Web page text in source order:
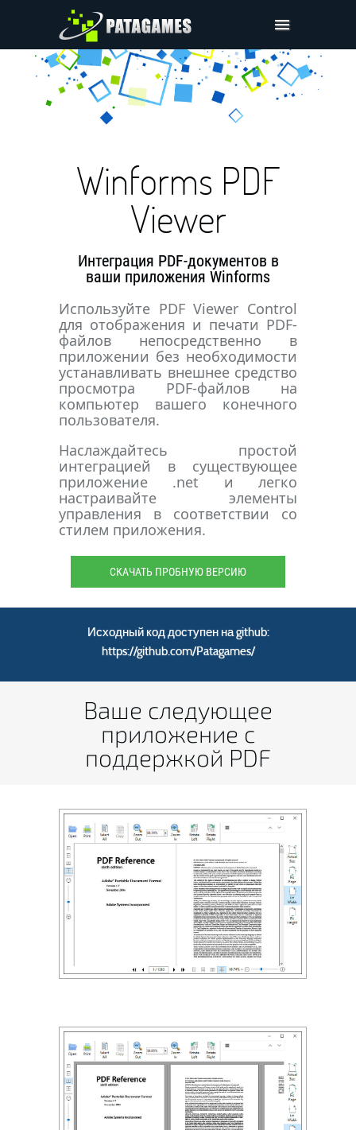
Pdfium.Net SDK
Поддержка
Компания
Скачать
Winforms PDF
Viewer
Интеграция PDF-документов в
ваши приложения Winforms
Используйте PDF Viewer Control
для отображения и печати PDF-
файлов непосредственно в
приложении без необходимости
устанавливать внешнее средство
просмотра PDF-файлов на
компьютер вашего конечного
пользователя.
Наслаждайтесь простой
интеграцией в существующее
приложение .net и легко
настраивайте элементы
управления в соответствии со
стилем приложения.
СКАЧАТЬ ПРОБНУЮ ВЕРСИЮ
Исходный код доступен на github:
https://github.com/Patagames/
Ваше следующее
приложение с
поддержкой PDF